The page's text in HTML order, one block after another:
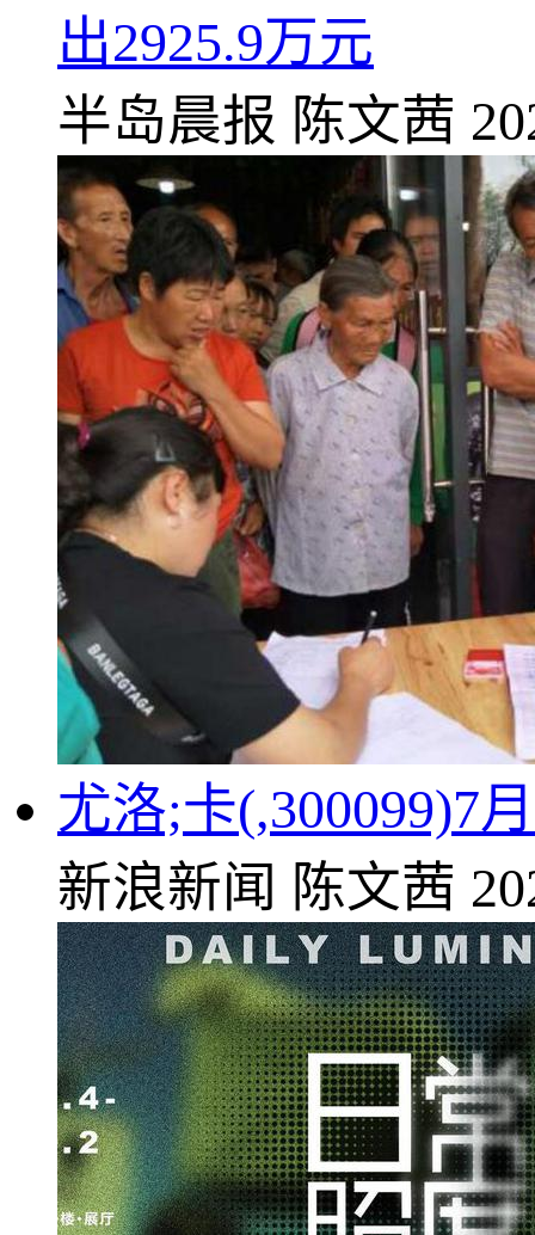
出2925.9万元
半岛晨报 陈文茜
尤洛;卡(,300099)7
新浪新闻 陈文茜